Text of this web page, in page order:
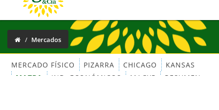
Mercados
MERCADO FÍSICO PIZARRA CHICAGO
KANSAS
MATBA
IND. ECONÓMICOS MAGYP RESUMEN